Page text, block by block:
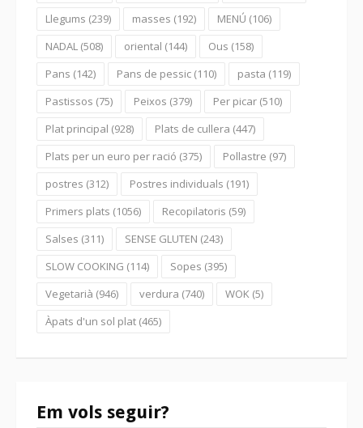
Llegums (239) masses (192) MENÚ (106)
NADAL (508) oriental (144) Ous (158)
Pans (142) Pans de pessic (110) pasta (119)
Pastissos (75) Peixos (379) Per picar (510)
Plat principal (928) Plats de cullera (447)
Plats per un euro per ració (375) Pollastre (97)
postres (312) Postres individuals (191)
Primers plats (1056) Recopilatoris (59)
Salses (311) SENSE GLUTEN (243)
SLOW COOKING (114) Sopes (395)
Vegetarià (946) verdura (740) WOK (5)
Àpats d'un sol plat (465)
Em vols seguir?